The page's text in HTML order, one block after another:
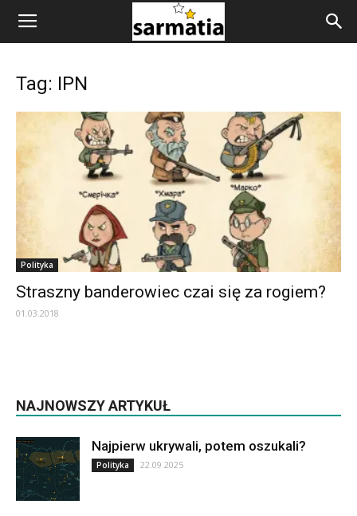
Tag: IPN
Polityka
Straszny banderowiec czai się za rogiem?
01.03.2018
NAJNOWSZY ARTYKUŁ
Najpierw ukrywali, potem oszukali?
Polityka 22.09.2025